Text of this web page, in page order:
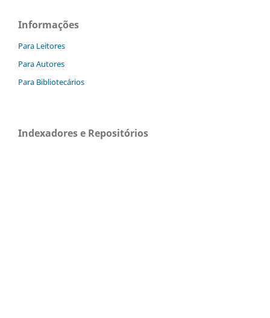
Informações
Para Leitores
Para Autores
Para Bibliotecários
Indexadores e Repositórios